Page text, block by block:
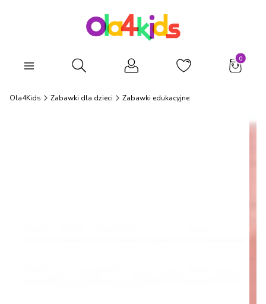
Otwórz wyszukiwarkę
Ola4Kids Zabawki dla dzieci Zabawki edukacyjne